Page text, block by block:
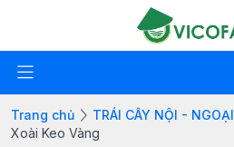
Trang chủ TRÁI CÂY NỘI - NGOẠI
Xoài Keo Vàng